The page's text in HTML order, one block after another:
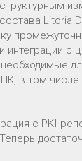
Litoria
интеграции с
в том числе
с PKI-